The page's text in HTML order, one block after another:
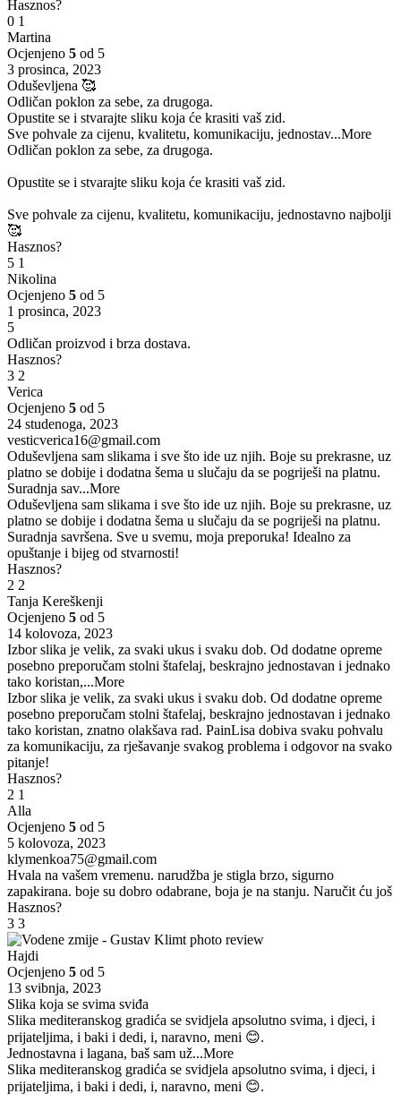
Hasznos?
0 1
Martina
Ocjenjeno 5 od 5
3 prosinca, 2023
Oduševljena 🥰
Odličan poklon za sebe, za drugoga.
Opustite se i stvarajte sliku koja će krasiti vaš zid.
Sve pohvale za cijenu, kvalitetu, komunikaciju, jednostav...More
Odličan poklon za sebe, za drugoga.
Opustite se i stvarajte sliku koja će krasiti vaš zid.
Sve pohvale za cijenu, kvalitetu, komunikaciju, jednostavno najbolji
🥰
Hasznos?
5 1
Nikolina
Ocjenjeno 5 od 5
1 prosinca, 2023
5
Odličan proizvod i brza dostava.
Hasznos?
3 2
Verica
Ocjenjeno 5 od 5
24 studenoga, 2023
vesticverica16@gmail.com
Oduševljena sam slikama i sve što ide uz njih. Boje su prekrasne, uz
platno se dobije i dodatna šema u slučaju da se pogriješi na platnu.
Suradnja sav...More
Oduševljena sam slikama i sve što ide uz njih. Boje su prekrasne, uz
platno se dobije i dodatna šema u slučaju da se pogriješi na platnu.
Suradnja savršena. Sve u svemu, moja preporuka! Idealno za
opuštanje i bijeg od stvarnosti!
Hasznos?
2 2
Tanja Kereškenji
Ocjenjeno 5 od 5
14 kolovoza, 2023
Izbor slika je velik, za svaki ukus i svaku dob. Od dodatne opreme
posebno preporučam stolni štafelaj, beskrajno jednostavan i jednako
tako koristan,...More
Izbor slika je velik, za svaki ukus i svaku dob. Od dodatne opreme
posebno preporučam stolni štafelaj, beskrajno jednostavan i jednako
tako koristan, znatno olakšava rad. PainLisa dobiva svaku pohvalu
za komunikaciju, za rješavanje svakog problema i odgovor na svako
pitanje!
Hasznos?
2 1
Alla
Ocjenjeno 5 od 5
5 kolovoza, 2023
klymenkoa75@gmail.com
Hvala na vašem vremenu. narudžba je stigla brzo, sigurno
zapakirana. boje su dobro odabrane, boja je na stanju. Naručit ću još
Hasznos?
3 3
Hajdi
Ocjenjeno 5 od 5
13 svibnja, 2023
Slika koja se svima sviđa
Slika mediteranskog gradića se svidjela apsolutno svima, i djeci, i
prijateljima, i baki i dedi, i, naravno, meni 😊.
Jednostavna i lagana, baš sam už...More
Slika mediteranskog gradića se svidjela apsolutno svima, i djeci, i
prijateljima, i baki i dedi, i, naravno, meni 😊.